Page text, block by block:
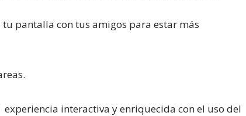
pantalla con tus amigos para estar más
interactiva y enriquecida con el uso del